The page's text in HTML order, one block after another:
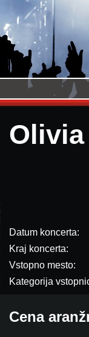
Datum koncerta:
Kraj koncerta:
Vstopno mesto:
Kategorija
Cena